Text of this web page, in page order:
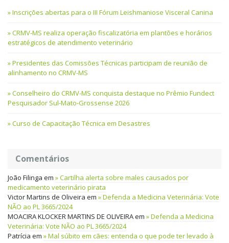
Inscrições abertas para o III Fórum Leishmaniose Visceral Canina
CRMV-MS realiza operação fiscalizatória em plantões e horários
estratégicos de atendimento veterinário
Presidentes das Comissões Técnicas participam de reunião de
alinhamento no CRMV-MS
Conselheiro do CRMV-MS conquista destaque no Prêmio Fundect
Pesquisador Sul-Mato-Grossense 2026
Curso de Capacitação Técnica em Desastres
Comentários
João Filinga em
Cartilha alerta sobre males causados por
medicamento veterinário pirata
Victor Martins de Oliveira em
Defenda a Medicina Veterinária: Vote
NÃO ao PL 3665/2024
MOACIRA KLOCKER MARTINS DE OLIVEIRAem
Defenda a Medicina
Veterinária: Vote NÃO ao PL 3665/2024
Patrícia em
Mal súbito em cães: entenda o que pode ter levado à